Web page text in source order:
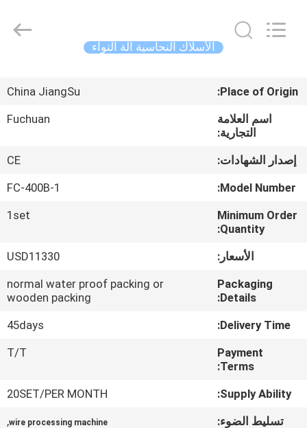
الرئيسية
المنتجات
فيديوهات
عرض
حولنا
المصنع
Mechanical
الأسلاك النحاسية آلة التواء
Place of Origin:
China JiangSu
اسم العلامة
التجارية:
Fuchuan
إصدار الشهادات:
CE
Model Number:
FC-400B-1
Minimum Order
Quantity:
1set
الأسعار:
USD11330
Packaging
Details:
normal water proof packing or
wooden packing
Delivery Time:
45days
Payment
Terms:
T/T
Supply Ability:
20SET/PER MONTH
تسليط الضوء:
wire processing machine
,